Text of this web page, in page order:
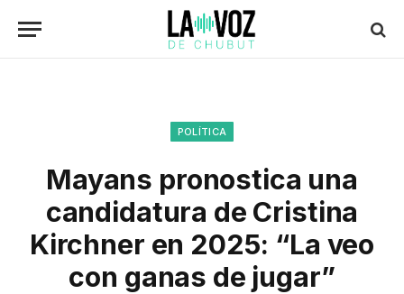
POLÍTICA
Mayans pronostica una
candidatura de Cristina
Kirchner en 2025: “La veo
con ganas de jugar”